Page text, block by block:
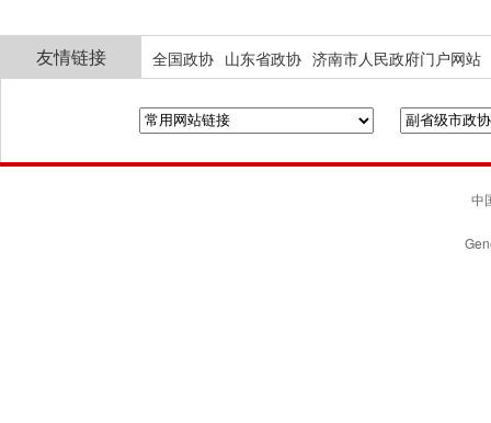
友情链接 全国政协 山东省政协 济南市人民政府门户网站
中